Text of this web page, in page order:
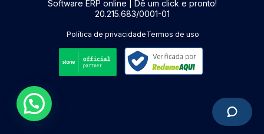
Software ERP online | Dê um click e pronto!
20.215.683/0001-01
Política de privacidadeTermos de uso